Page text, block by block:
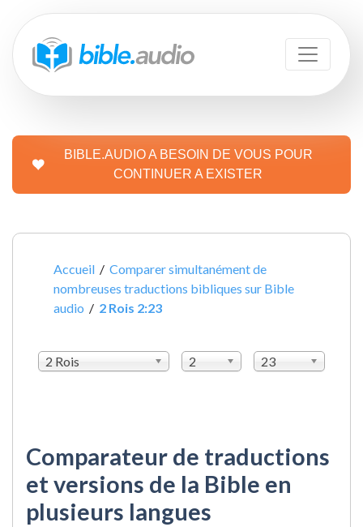
BIBLE.AUDIO A BESOIN DE VOUS POUR
CONTINUER A EXISTER
Accueil /Comparer simultanément de
nombreuses traductions bibliques sur Bible
audio / 2 Rois 2:23
2 Rois 2 23
Comparateur de traductions
et versions de la Bible en
plusieurs langues